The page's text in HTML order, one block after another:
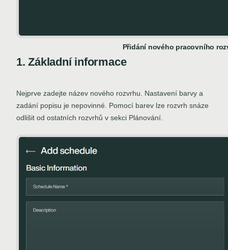
Přidání nového pracovního
1. Základní informace
Nejprve zadejte název nového rozvrhu. Nastavení barvy a
zadání popisu je nepovinné. Pomocí barev lze rozvrh snáze
odlišit od ostatních rozvrhů v sekci Plánování.